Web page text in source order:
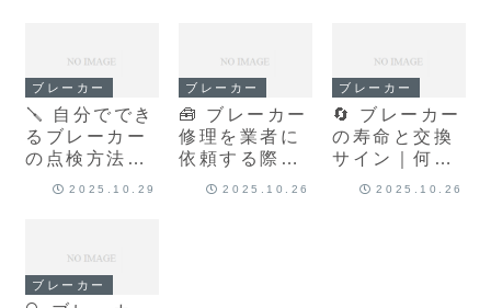
ブレーカー
🪛 自分ででき
るブレーカー
の点検方法と
注意点2025.10.29
ブレーカー
🧰 ブレーカー
修理を業者に
依頼する際の
注意点と費用
2025.10.26
ブレーカー
🔄 ブレーカー
の寿命と交換
サイン｜何年
で交換すべ
2025.10.26
ブレーカー